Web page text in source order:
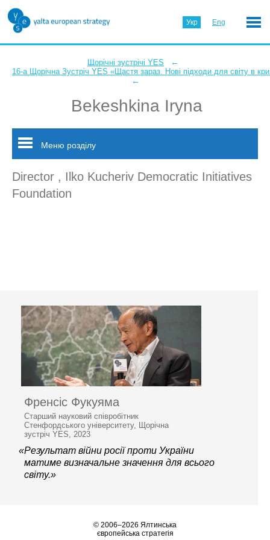
Укр Eng
Щорічні зустрічі YES ←
16-а Щорічна Зустріч YES «Щастя зараз. Нові підходи для світу в
←
Bekeshkina Iryna
Меню розділу
Director , Ilko Kucheriv Democratic Initiatives
Foundation
Френсіс Фукуяма
Старший науковий співробітник
Стенфордського університету, Щорічна
зустріч YES, 2023
«Результат війни росії проти України
матиме визначальне значення для всього
світу.»
© 2006–2026 Ялтинська
європейська стратегія